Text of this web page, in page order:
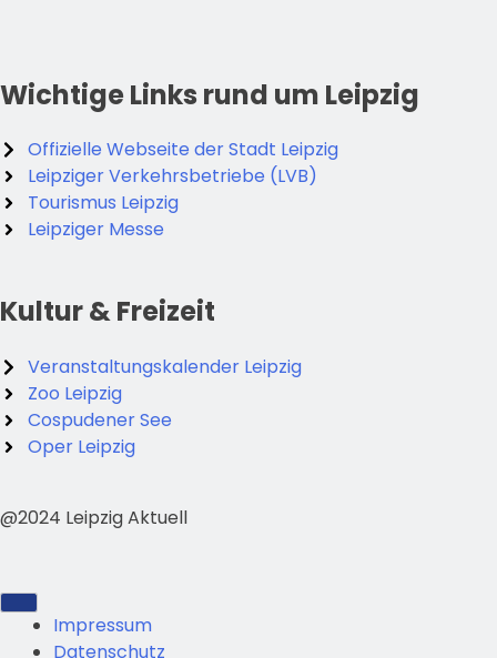
Wichtige Links rund um Leipzig
Offizielle Webseite der Stadt Leipzig
Leipziger Verkehrsbetriebe (LVB)
Tourismus Leipzig
Leipziger Messe
Kultur & Freizeit
Veranstaltungskalender Leipzig
Zoo Leipzig
Cospudener See
Oper Leipzig
@2024 Leipzig Aktuell
Impressum
Datenschutz